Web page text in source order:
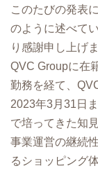
このたびの発表
のように述べて
り感謝申し上げ
QVC Groupに在
勤務を経て、
2023年3月31日
で培ってきた知
事業運営の継続
るショッピング